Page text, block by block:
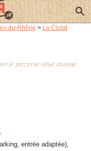
du-Rhône > La Ciotat
pizzeria situé avenue
entrée adaptée),